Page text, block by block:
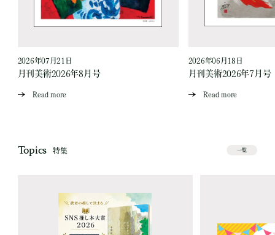
2026年07月21日
月刊美術2026年8月号
Read more
2026年06月18日
月刊美術2026年7月号
Read more
Topics 特集 一覧